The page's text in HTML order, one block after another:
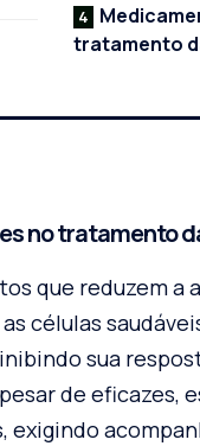
tratamento
no tratamento
que reduzem a
células
sua
de eficazes,